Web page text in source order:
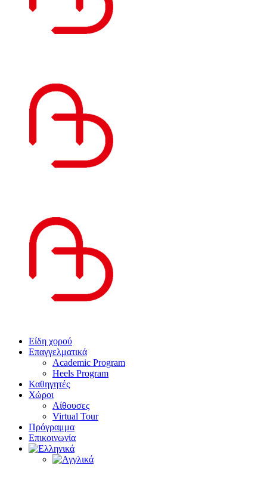
Είδη χορού
Επαγγελματικά
Academic Program
Heels Program
Καθηγητές
Χώροι
Αίθουσες
Virtual Tour
Πρόγραμμα
Επικοινωνία